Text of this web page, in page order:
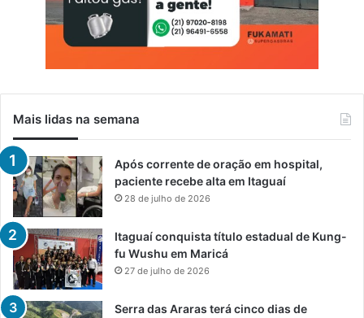
Mais lidas na semana
Após corrente de oração em hospital,
paciente recebe alta em Itaguaí
28 de julho de 2026
Itaguaí conquista título estadual de Kung-
fu Wushu em Maricá
27 de julho de 2026
Serra das Araras terá cinco dias de